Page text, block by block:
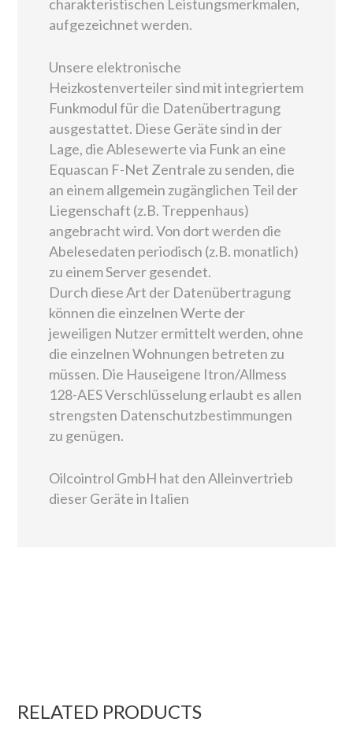
charakteristischen Leistungsmerkmalen,
aufgezeichnet werden.
Unsere elektronische
Heizkostenverteiler sind mit integriertem
Funkmodul für die Datenübertragung
ausgestattet. Diese Geräte sind in der
Lage, die Ablesewerte via Funk an eine
Equascan F-Net Zentrale zu senden, die
an einem allgemein zugänglichen Teil der
Liegenschaft (z.B. Treppenhaus)
angebracht wird. Von dort werden die
Abelesedaten periodisch (z.B. monatlich)
zu einem Server gesendet.
Durch diese Art der Datenübertragung
können die einzelnen Werte der
jeweiligen Nutzer ermittelt werden, ohne
die einzelnen Wohnungen betreten zu
müssen. Die Hauseigene Itron/Allmess
128-AES Verschlüsselung erlaubt es allen
strengsten Datenschutzbestimmungen
zu genügen.
Oilcointrol GmbH hat den Alleinvertrieb
dieser Geräte in Italien
RELATED PRODUCTS